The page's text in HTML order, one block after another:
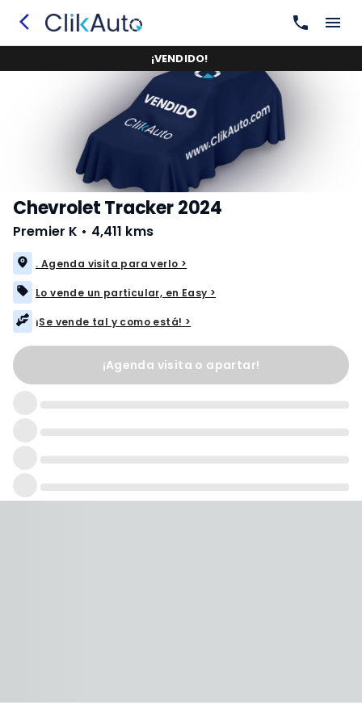
¡VENDIDO!
Chevrolet Tracker 2024
Premier K • 4,411 kms
. Agenda visita para verlo >
Lo vende un particular, en Easy >
¡Se vende tal y como está! >
¡Agenda visita o apartar!